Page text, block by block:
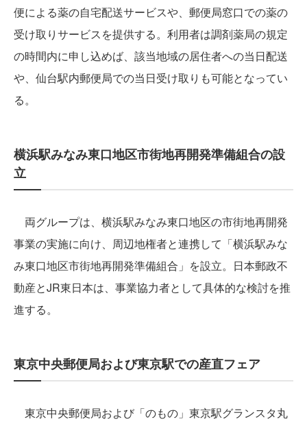
便による薬の自宅配送サービスや、郵便局窓口での薬の
受け取りサービスを提供する。利用者は調剤薬局の規定
の時間内に申し込めば、該当地域の居住者への当日配送
や、仙台駅内郵便局での当日受け取りも可能となってい
る。
横浜駅みなみ東口地区市街地再開発準備組合の設
立
両グループは、横浜駅みなみ東口地区の市街地再開発
事業の実施に向け、周辺地権者と連携して「横浜駅みな
み東口地区市街地再開発準備組合」を設立。日本郵政不
動産とJR東日本は、事業協力者として具体的な検討を推
進する。
東京中央郵便局および東京駅での産直フェア
東京中央郵便局および「のもの」東京駅グランスタ丸